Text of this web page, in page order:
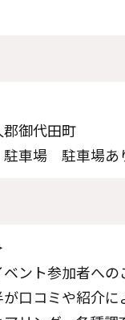
御代田町
車場 駐車場あ
ベント参加者へ
口コミや紹介に